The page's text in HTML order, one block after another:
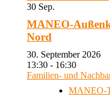
30 Sep.
MANEO-
Nord
30. September 2026
13:30 - 16:30
Familien- und
MANEO-